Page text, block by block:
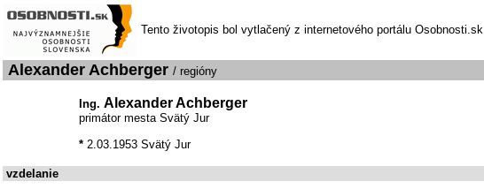
Tento životopis bol vytlačený z internetového portálu Osobnosti.sk
Alexander Achberger / regióny
Ing. Alexander Achberger
primátor mesta Svätý Jur
* 2.03.1953 Svätý Jur
vzdelanie